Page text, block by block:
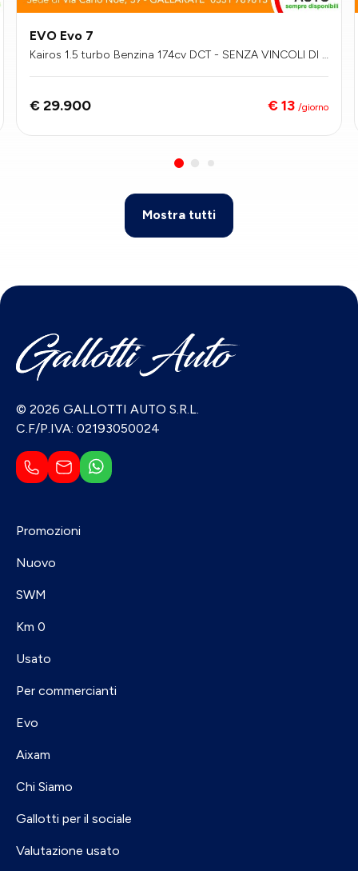
EVO Evo 7
Kairos 1.5 turbo Benzina 174cv DCT - SENZA VINCOLI DI F
€ 29.900 € 13 /giorno
Mostra tutti
© 2026 GALLOTTI AUTO S.R.L.
C.F/P.IVA: 02193050024
Promozioni
Nuovo
SWM
Km 0
Usato
Per commercianti
Evo
Aixam
Chi Siamo
Gallotti per il sociale
Valutazione usato